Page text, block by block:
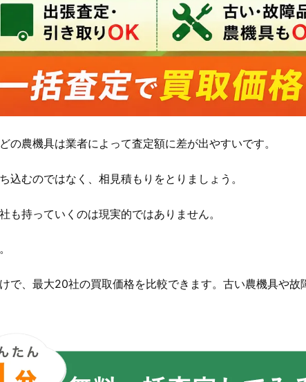
の農機具は業者によって査定額に差が出やすいです。
むのではなく、相見積もりをとりましょう。
も持っていくのは現実的ではありません。
で、最大20社の買取価格を比較できます。古い農機具や